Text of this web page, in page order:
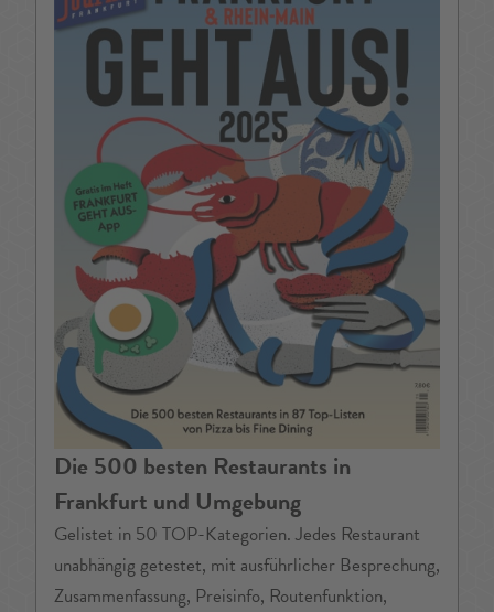
Die 500 besten Restaurants in
Frankfurt und Umgebung
Gelistet in 50 TOP-Kategorien. Jedes Restaurant
unabhängig getestet, mit ausführlicher Besprechung,
Zusammenfassung, Preisinfo, Routenfunktion,